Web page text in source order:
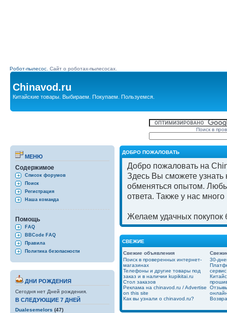
Робот-пылесос. Сайт о роботах-пылесосах.
Chinavod.ru
Китайские товары. Выбираем. Покупаем. Пользуемся.
Поиск в
МЕНЮ
Содержимое
Список форумов
Поиск
Регистрация
Наша команда
Помощь
FAQ
BBCode FAQ
Правила
Политика безопасности
ДНИ РОЖДЕНИЯ
Сегодня нет Дней рождения.
В СЛЕДУЮЩИЕ 7 ДНЕЙ
Dualesemelors (47)
ДОБРО ПОЖАЛОВАТЬ
Добро пожаловать на
Здесь Вы сможете узнать
обменяться опытом.
ответа. Также у нас
Желаем удачных покупок
СВЕЖИЕ
Свежие объявления
Поиск в проверенных интернет-
магазинах
Телефоны и другие товары под
заказ и в наличии kupikitai.ru
Стол заказов
Реклама на chinavod.ru / Advertise
on this site
Как вы узнали о chinavod.ru?
30-